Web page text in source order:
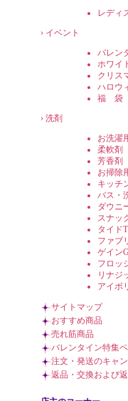
レディ
› イベント
バレン
ホワイ
クリス
ハロウ
福 袋
› 洗剤
お洗濯
柔軟剤
芳香剤
お掃除
キッチ
バス・
ダウニ
スナッ
タイド
ファブ
ゲイン
フロッ
リナジ
アイボ
サイトマップ
おすすめ商品
売れ筋商品
バレンタイン特集
注文・発送のキャ
返品・交換および